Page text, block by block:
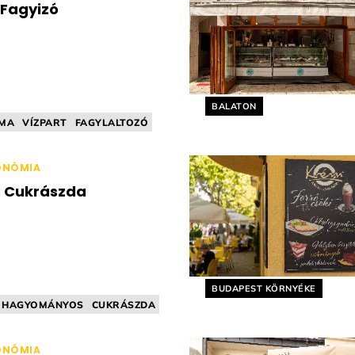
VÍZPART
FAGYLALTOZÓ
Helyszín címkék:
BALATON
Cukrászda
HAGYOMÁNYOS
CUKRÁSZDA
Helyszín címkék:
BUDAPEST KÖRNYÉKE